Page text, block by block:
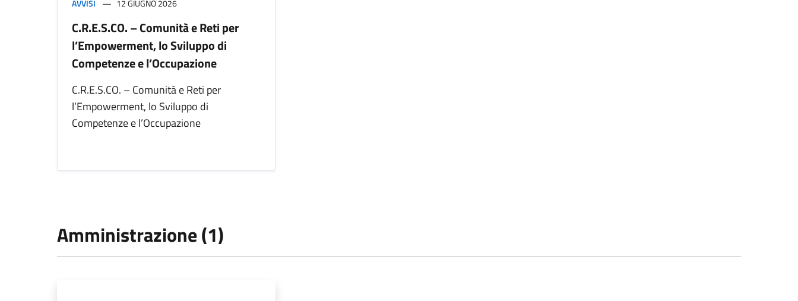
AVVISI 12 GIUGNO 2026
C.R.E.S.CO. – Comunità e Reti per
l’Empowerment, lo Sviluppo di
Competenze e l’Occupazione
C.R.E.S.CO. – Comunità e Reti per
l’Empowerment, lo Sviluppo di
Competenze e l’Occupazione
Amministrazione (1)